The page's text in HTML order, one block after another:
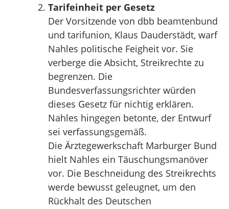
Tarifeinheit per Gesetz
Der Vorsitzende von dbb beamtenbund
und tarifunion, Klaus Dauderstädt, warf
Nahles politische Feigheit vor. Sie
verberge die Absicht, Streikrechte zu
begrenzen. Die
Bundesverfassungsrichter würden
dieses Gesetz für nichtig erklären.
Nahles hingegen betonte, der Entwurf
sei verfassungsgemäß.
Die Ärztegewerkschaft Marburger Bund
hielt Nahles ein Täuschungsmanöver
vor. Die Beschneidung des Streikrechts
werde bewusst geleugnet, um den
Rückhalt des Deutschen